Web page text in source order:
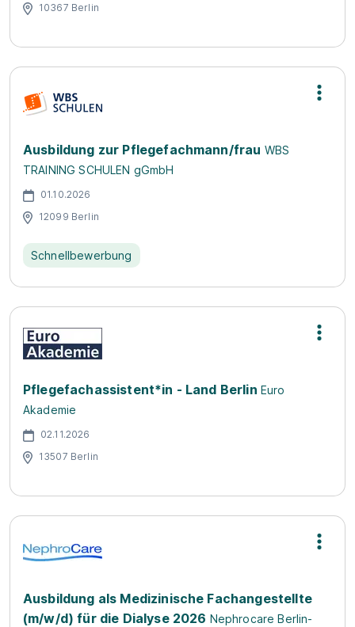
10367 Berlin
Ausbildung zur Pflegefachmann/frau WBS
TRAINING SCHULEN gGmbH
01.10.2026
12099 Berlin
Schnellbewerbung
Pflegefachassistent*in - Land Berlin Euro
Akademie
02.11.2026
13507 Berlin
Ausbildung als Medizinische Fachangestellte
(m/w/d) für die Dialyse 2026 Nephrocare Berlin-